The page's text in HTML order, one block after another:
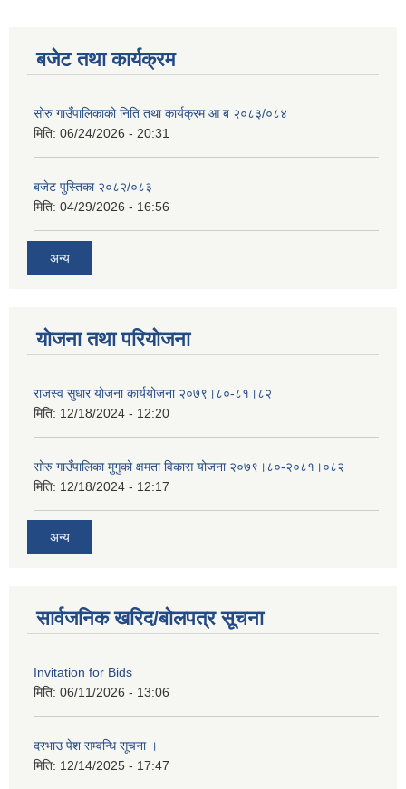
बजेट तथा कार्यक्रम
सोरु गाउँपालिकाको निति तथा कार्यक्रम आ ब २०८३/०८४
मिति: 06/24/2026 - 20:31
बजेट पुस्तिका २०८२/०८३
मिति: 04/29/2026 - 16:56
अन्य
योजना तथा परियोजना
राजस्व सुधार योजना कार्ययोजना २०७९।८०-८१।८२
मिति: 12/18/2024 - 12:20
सोरु गाउँपालिका मुगुको क्षमता विकास योजना २०७९।८०-२०८१।०८२
मिति: 12/18/2024 - 12:17
अन्य
सार्वजनिक खरिद/बोलपत्र सूचना
Invitation for Bids
मिति: 06/11/2026 - 13:06
दरभाउ पेश सम्वन्धि सूचना ।
मिति: 12/14/2025 - 17:47